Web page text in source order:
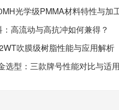
光学级PMMA材料特性与加
高流动与高抗冲如何兼得？
吹膜级树脂性能与应用解析
选型：三款牌号性能对比与适